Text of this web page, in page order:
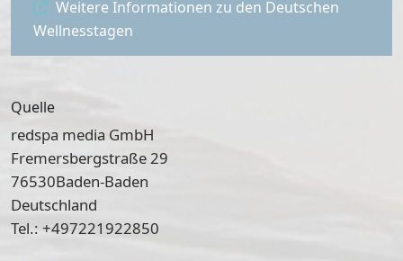
Weitere Informationen zu den Deutschen
Wellnesstagen
Quelle
redspa media GmbH
Fremersbergstraße 29
76530Baden-Baden
Deutschland
Tel.: +497221922850